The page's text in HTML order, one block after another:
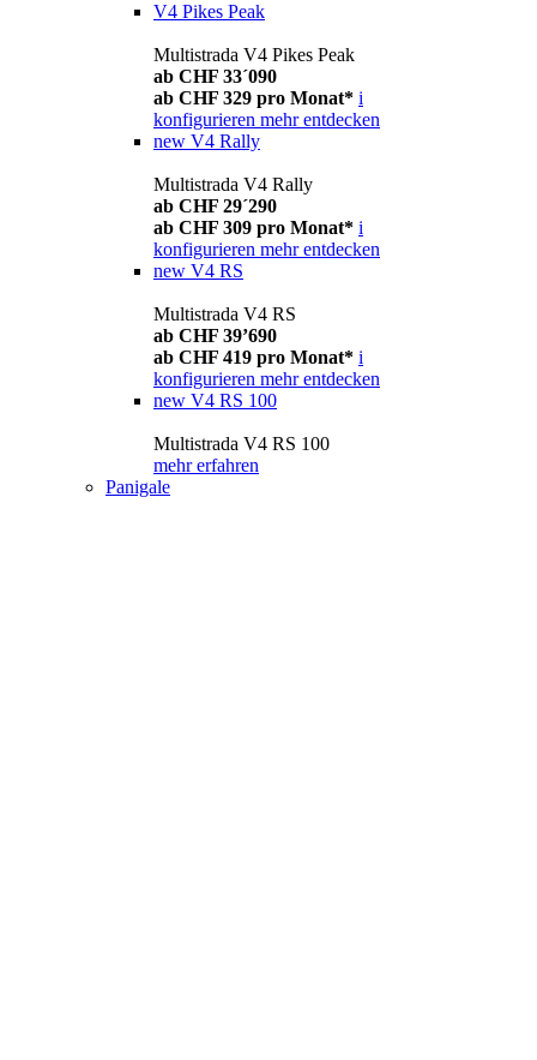
V4 Pikes Peak
Multistrada V4 Pikes Peak
ab CHF 33´090
ab CHF 329 pro Monat* i
konfigurieren mehr entdecken
new V4 Rally
Multistrada V4 Rally
ab CHF 29´290
ab CHF 309 pro Monat* i
konfigurieren mehr entdecken
new V4 RS
Multistrada V4 RS
ab CHF 39’690
ab CHF 419 pro Monat* i
konfigurieren mehr entdecken
new V4 RS 100
Multistrada V4 RS 100
mehr erfahren
Panigale